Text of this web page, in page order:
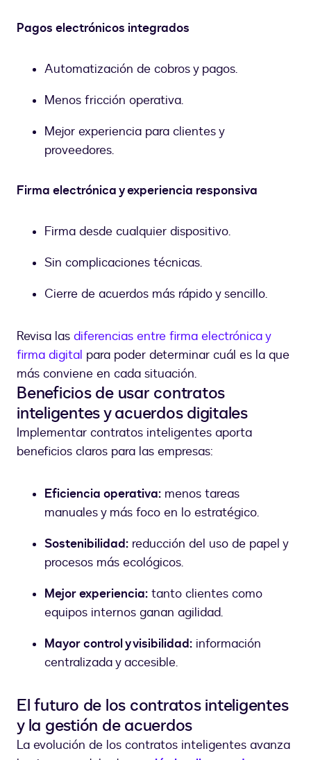
Pagos electrónicos integrados
Automatización de cobros y pagos.
Menos fricción operativa.
Mejor experiencia para clientes y
proveedores.
Firma electrónica y experiencia responsiva
Firma desde cualquier dispositivo.
Sin complicaciones técnicas.
Cierre de acuerdos más rápido y sencillo.
Revisa las diferencias entre firma electrónica y
firma digital para poder determinar cuál es la que
más conviene en cada situación.
Beneficios de usar contratos
inteligentes y acuerdos digitales
Implementar contratos inteligentes aporta
beneficios claros para las empresas:
Eficiencia operativa: menos tareas
manuales y más foco en lo estratégico.
Sostenibilidad: reducción del uso de papel y
procesos más ecológicos.
Mejor experiencia: tanto clientes como
equipos internos ganan agilidad.
Mayor control y visibilidad: información
centralizada y accesible.
El futuro de los contratos inteligentes
y la gestión de acuerdos
La evolución de los contratos inteligentes avanza